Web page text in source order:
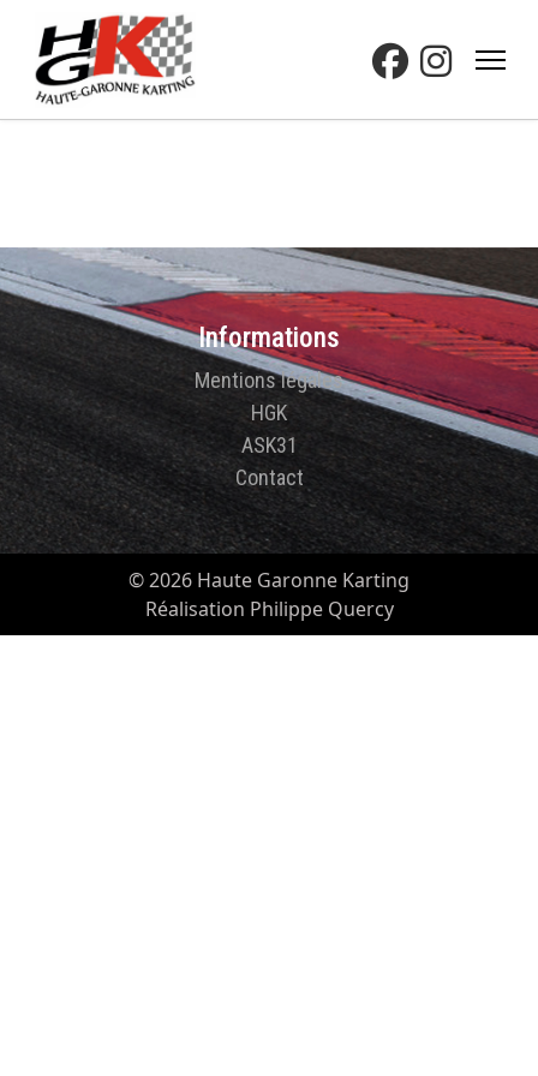
Informations
Mentions légales
HGK
ASK31
Contact
© 2026 Haute Garonne Karting
Réalisation Philippe Quercy